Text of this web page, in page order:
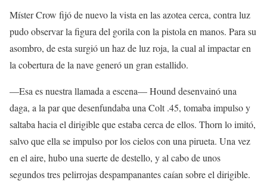
Míster Crow fijó de nuevo la vista en las azotea cerca, contra luz
pudo observar la figura del gorila con la pistola en manos. Para su
asombro, de esta surgió un haz de luz roja, la cual al impactar en
la cobertura de la nave generó un gran estallido.
—Esa es nuestra llamada a escena— Hound desenvainó una
daga, a la par que desenfundaba una Colt .45, tomaba impulso y
saltaba hacia el dirigible que estaba cerca de ellos. Thorn lo imitó,
salvo que ella se impulso por los cielos con una pirueta. Una vez
en el aire, hubo una suerte de destello, y al cabo de unos
segundos tres pelirrojas despampanantes caían sobre el dirigible.